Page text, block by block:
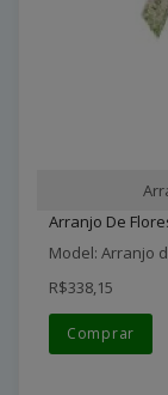
Arranjo De
Model: Arranjo
R$338,15
Comprar